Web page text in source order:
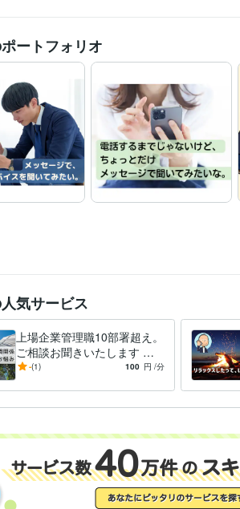
ートフォリオ
気サービス
上場企業管理職10部署超え。
ご相談お聞きいたします 仕
事や職場のいろんな場面のお
-(1) 100 円 /分